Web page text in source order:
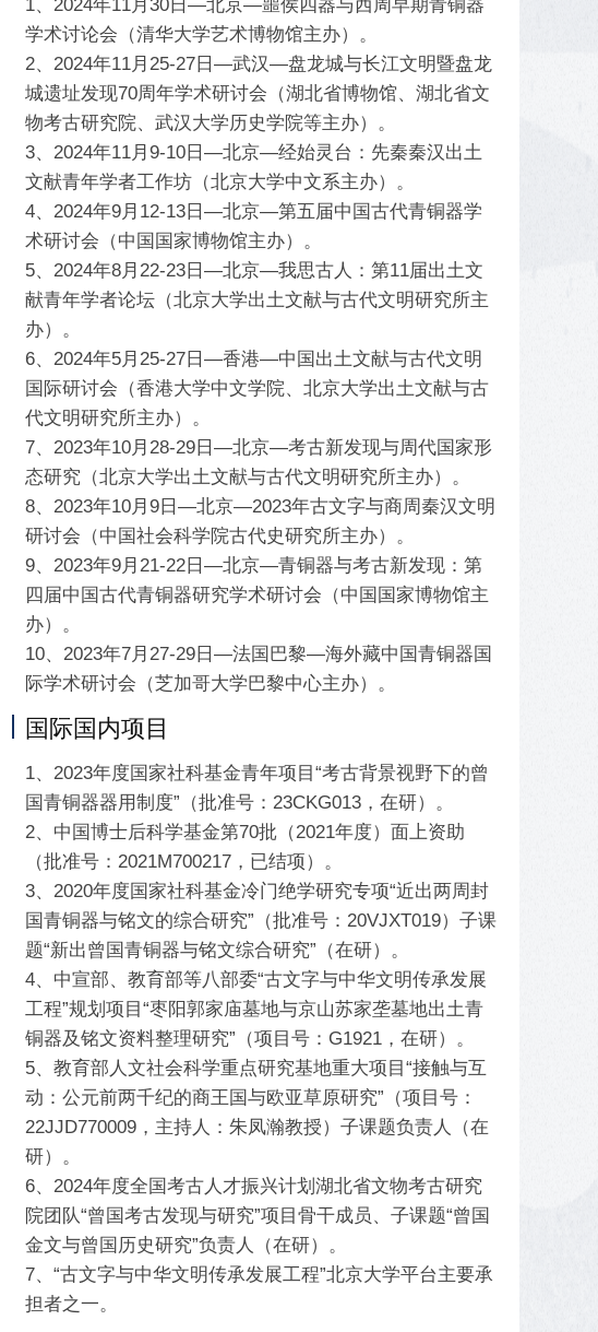
1、2024年11月30日—北京—噩侯四器与西周早期青铜器
学术讨论会（清华大学艺术博物馆主办）。
2、2024年11月25-27日—武汉—盘龙城与长江文明暨盘龙
城遗址发现70周年学术研讨会（湖北省博物馆、湖北省文
物考古研究院、武汉大学历史学院等主办）。
3、2024年11月9-10日—北京—经始灵台：先秦秦汉出土
文献青年学者工作坊（北京大学中文系主办）。
4、2024年9月12-13日—北京—第五届中国古代青铜器学
术研讨会（中国国家博物馆主办）。
5、2024年8月22-23日—北京—我思古人：第11届出土文
献青年学者论坛（北京大学出土文献与古代文明研究所主
办）。
6、2024年5月25-27日—香港—中国出土文献与古代文明
国际研讨会（香港大学中文学院、北京大学出土文献与古
代文明研究所主办）。
7、2023年10月28-29日—北京—考古新发现与周代国家形
态研究（北京大学出土文献与古代文明研究所主办）。
8、2023年10月9日—北京—2023年古文字与商周秦汉文明
研讨会（中国社会科学院古代史研究所主办）。
9、2023年9月21-22日—北京—青铜器与考古新发现：第
四届中国古代青铜器研究学术研讨会（中国国家博物馆主
办）。
10、2023年7月27-29日—法国巴黎—海外藏中国青铜器国
际学术研讨会（芝加哥大学巴黎中心主办）。
国际国内项目
1、2023年度国家社科基金青年项目“考古背景视野下的曾
国青铜器器用制度”（批准号：23CKG013，在研）。
2、中国博士后科学基金第70批（2021年度）面上资助
（批准号：2021M700217，已结项）。
3、2020年度国家社科基金冷门绝学研究专项“近出两周封
国青铜器与铭文的综合研究”（批准号：20VJXT019）子课
题“新出曾国青铜器与铭文综合研究”（在研）。
4、中宣部、教育部等八部委“古文字与中华文明传承发展
工程”规划项目“枣阳郭家庙墓地与京山苏家垄墓地出土青
铜器及铭文资料整理研究”（项目号：G1921，在研）。
5、教育部人文社会科学重点研究基地重大项目“接触与互
动：公元前两千纪的商王国与欧亚草原研究”（项目号：
22JJD770009，主持人：朱凤瀚教授）子课题负责人（在
研）。
6、2024年度全国考古人才振兴计划湖北省文物考古研究
院团队“曾国考古发现与研究”项目骨干成员、子课题“曾国
金文与曾国历史研究”负责人（在研）。
7、“古文字与中华文明传承发展工程”北京大学平台主要承
担者之一。